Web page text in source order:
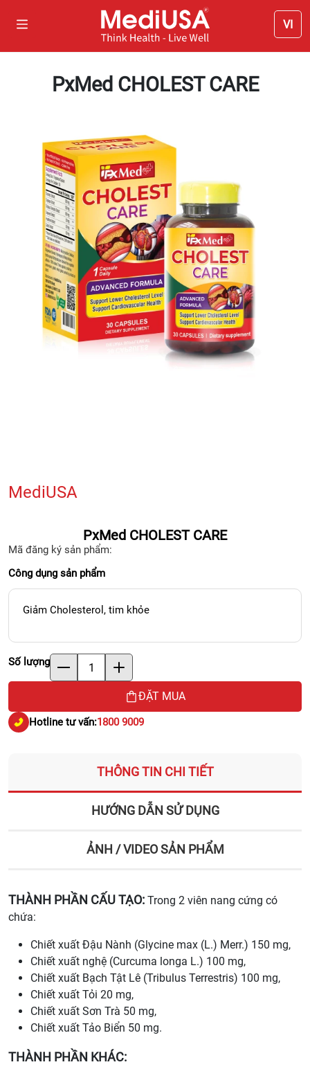
VI
PxMed CHOLEST CARE
MediUSA
PxMed CHOLEST CARE
Mã đăng ký sản phẩm:
Công dụng sản phẩm
Giảm Cholesterol, tim khỏe
Số lượng
ĐẶT MUA
Hotline tư vấn:1800 9009
THÔNG TIN CHI TIẾT
HƯỚNG DẪN SỬ DỤNG
ẢNH / VIDEO SẢN PHẨM
THÀNH PHẦN CẤU TẠO: Trong 2 viên nang cứng có
chứa:
Chiết xuất Đậu Nành (Glycine max (L.) Merr.) 150 mg,
Chiết xuất nghệ (Curcuma longa L.) 100 mg,
Chiết xuất Bạch Tật Lê (Tribulus Terrestris) 100 mg,
Chiết xuất Tỏi 20 mg,
Chiết xuất Sơn Trà 50 mg,
Chiết xuất Tảo Biển 50 mg.
THÀNH PHẦN KHÁC: